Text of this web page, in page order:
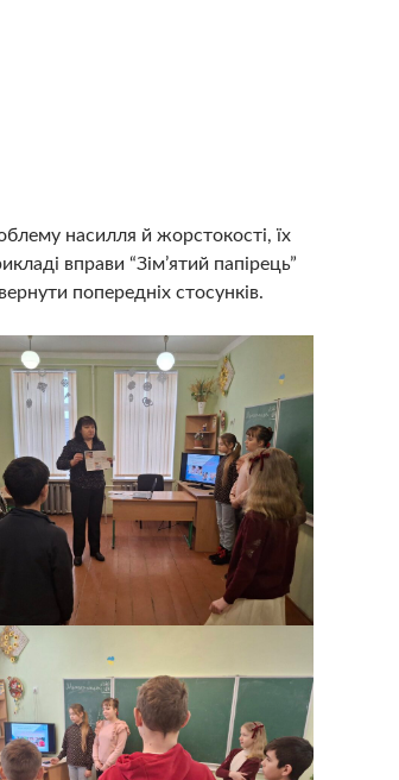
насилля й жорстокості, їх
вправи “Зім’ятий папірець”
попередніх стосунків.